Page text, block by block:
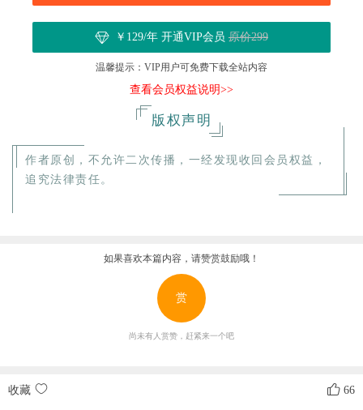
￥129/年 开通VIP会员 原价299
温馨提示：VIP用户可免费下载全站内容
查看会员权益说明>>
版权声明
作者原创，不允许二次传播，一经发现收回会员权益，
追究法律责任。
如果喜欢本篇内容，请赞赏鼓励哦！
赏
尚未有人赏赞，赶紧来一个吧
收藏 66